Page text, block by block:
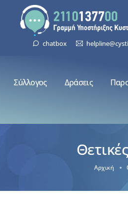
chatbox
Σύλλογος Δράσεις
Αρχική